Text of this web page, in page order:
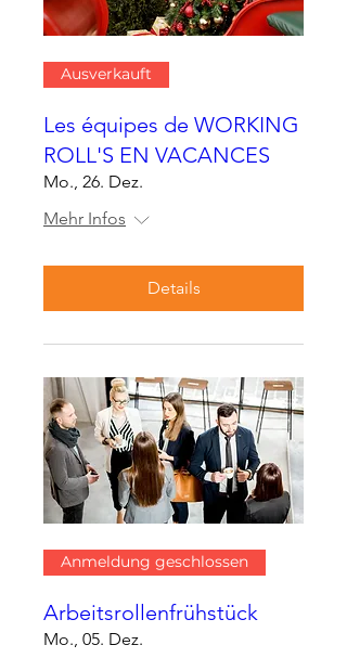
Ausverkauft
Les équipes de WORKING
ROLL'S EN VACANCES
Mo., 26. Dez.
Mehr Infos
Details
Anmeldung geschlossen
Arbeitsrollenfrühstück
Mo., 05. Dez.